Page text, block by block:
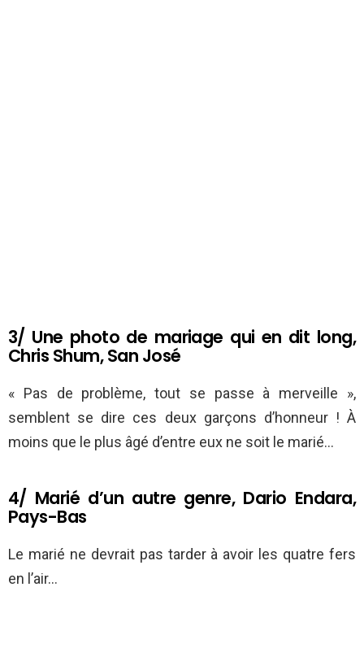
3/ Une photo de mariage qui en dit long,
Chris Shum, San José
« Pas de problème, tout se passe à merveille »,
semblent se dire ces deux garçons d’honneur ! À
moins que le plus âgé d’entre eux ne soit le marié…
4/ Marié d’un autre genre, Dario Endara,
Pays-Bas
Le marié ne devrait pas tarder à avoir les quatre fers
en l’air…